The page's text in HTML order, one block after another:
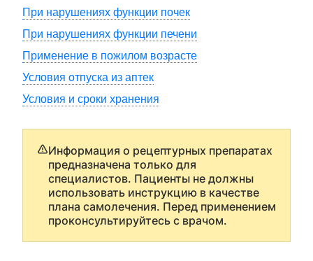
При нарушениях функции почек
При нарушениях функции печени
Применение в пожилом возрасте
Условия отпуска из аптек
Условия и сроки хранения
Информация о рецептурных препаратах
предназначена только для
специалистов. Пациенты не должны
использовать инструкцию в качестве
плана самолечения. Перед применением
проконсультируйтесь с врачом.